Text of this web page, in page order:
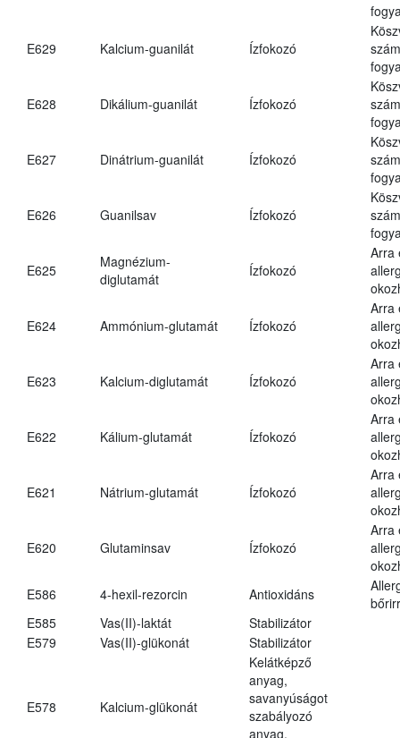
E629 Kalcium-guanilát Ízfokozó
E628 Dikálium-guanilát Ízfokozó
E627 Dinátrium-guanilát Ízfokozó
E626 Guanilsav Ízfokozó
E625
Magnézium-
diglutamát
Ízfokozó
Arra
E624 Ammónium-glutamát Ízfokozó
Arra
E623 Kalcium-diglutamát Ízfokozó
Arra
E622 Kálium-glutamát Ízfokozó
Arra
E621 Nátrium-glutamát Ízfokozó
Arra
E620 Glutaminsav Ízfokozó
Arra
E586
4-hexil-rezorcin Antioxidáns
E585
Vas(II)-laktát
Stabilizátor
E579
Vas(II)-glükonát Stabilizátor
E578 Kalcium-glükonát
Kelátképző
anyag,
savanyúságot
szabályozó
anyag,